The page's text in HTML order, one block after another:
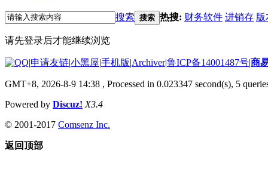
搜索 搜索 热搜: 财务软件 进销存 版
请先登录后才能继续浏览
|申请友链|小黑屋|手机版|Archiver|鲁ICP备14001487号|商
GMT+8, 2026-8-9 14:38 , Processed in 0.023347 second(s), 5
Powered by Discuz! X3.4
© 2001-2017 Comsenz Inc.
返回顶部